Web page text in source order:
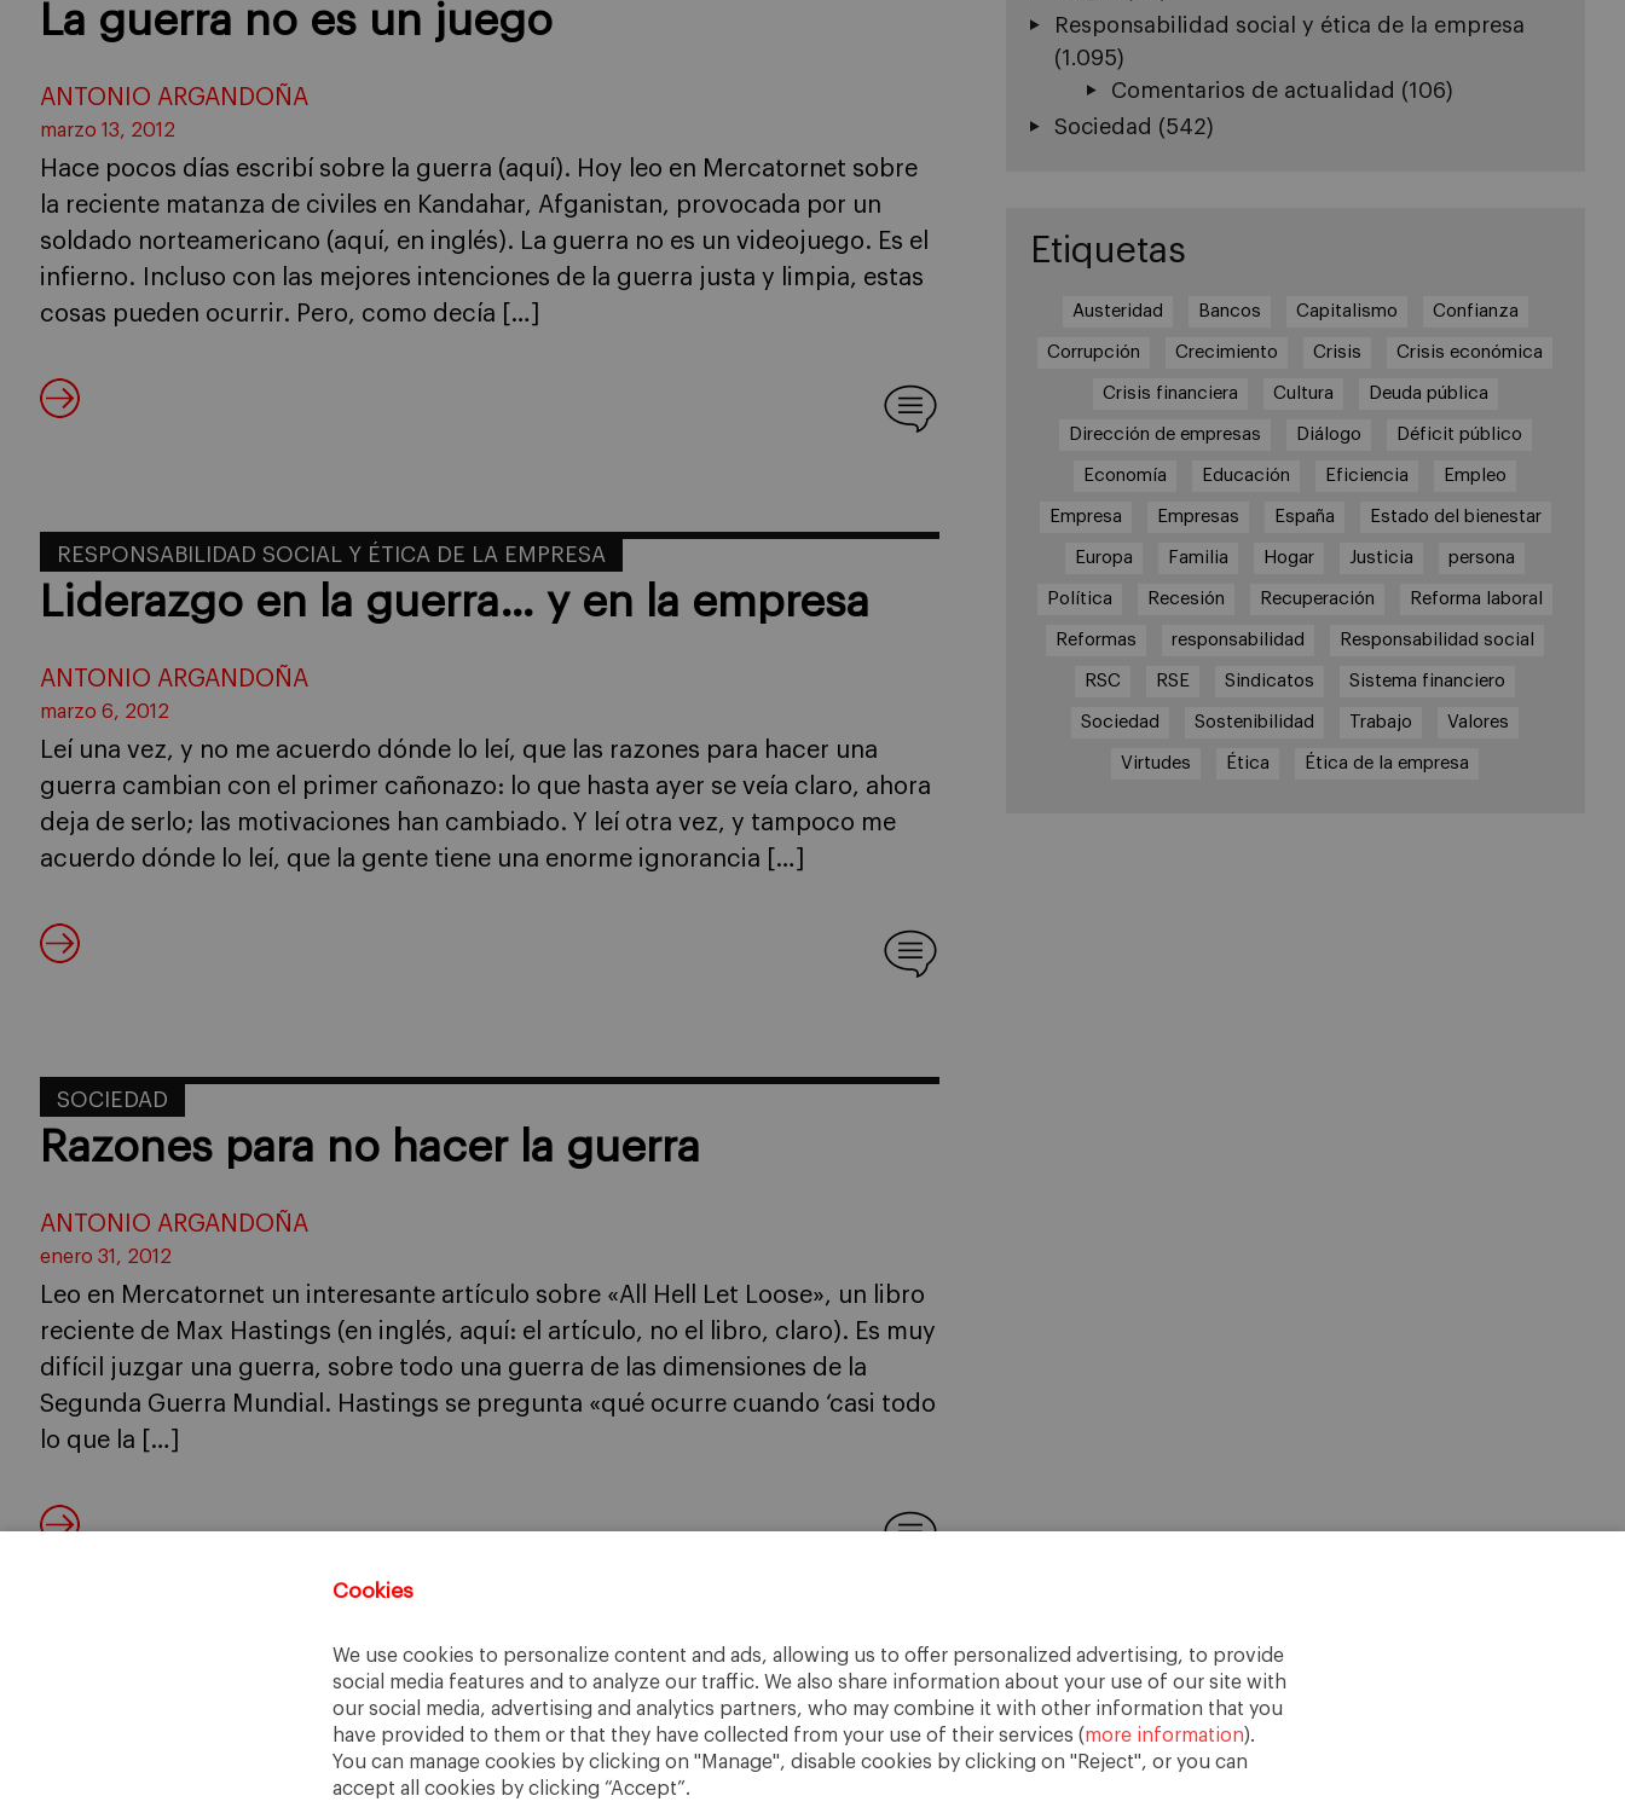
Cookies
We use cookies to personalize content and ads, allowing us to offer personalized advertising, to provide
social media features and to analyze our traffic. We also share information about your use of our site with
our social media, advertising and analytics partners, who may combine it with other information that you
have provided to them or that they have collected from your use of their services (more information).
You can manage cookies by clicking on "Manage", disable cookies by clicking on "Reject", or you can
accept all cookies by clicking “Accept”.
La guerra no es un juego
ANTONIO ARGANDOÑA
marzo 13, 2012
Hace pocos días escribí sobre la guerra (aquí). Hoy leo en Mercatornet sobre
la reciente matanza de civiles en Kandahar, Afganistan, provocada por un
soldado norteamericano (aquí, en inglés). La guerra no es un videojuego. Es el
infierno. Incluso con las mejores intenciones de la guerra justa y limpia, estas
cosas pueden ocurrir. Pero, como decía […]
RESPONSABILIDAD SOCIAL Y ÉTICA DE LA EMPRESA
Liderazgo en la guerra… y en la empresa
ANTONIO ARGANDOÑA
marzo 6, 2012
Leí una vez, y no me acuerdo dónde lo leí, que las razones para hacer una
guerra cambian con el primer cañonazo: lo que hasta ayer se veía claro, ahora
deja de serlo; las motivaciones han cambiado. Y leí otra vez, y tampoco me
acuerdo dónde lo leí, que la gente tiene una enorme ignorancia […]
SOCIEDAD
Razones para no hacer la guerra
ANTONIO ARGANDOÑA
enero 31, 2012
Leo en Mercatornet un interesante artículo sobre «All Hell Let Loose», un libro
reciente de Max Hastings (en inglés, aquí: el artículo, no el libro, claro). Es muy
difícil juzgar una guerra, sobre todo una guerra de las dimensiones de la
Segunda Guerra Mundial. Hastings se pregunta «qué ocurre cuando ‘casi todo
lo que la […]
Responsabilidad social y ética de la empresa
(1.095)
Comentarios de actualidad (106)
Sociedad (542)
Etiquetas
Austeridad Bancos Capitalismo Confianza
Corrupción Crecimiento Crisis Crisis económica
Crisis financiera Cultura Deuda pública
Dirección de empresas Diálogo Déficit público
Economía Educación Eficiencia Empleo
Empresa Empresas España Estado del bienestar
Europa Familia Hogar Justicia persona
Política Recesión Recuperación Reforma laboral
Reformas responsabilidad Responsabilidad social
RSC RSE Sindicatos Sistema financiero
Sociedad Sostenibilidad Trabajo Valores
Virtudes Ética Ética de la empresa